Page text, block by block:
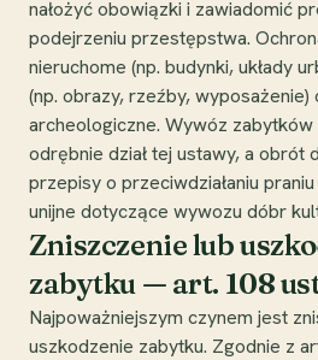
nałożyć obowiązki i zawiadomić
podejrzeniu przestępstwa.
nieruchome (np. budynki, układy
(np. obrazy, rzeźby, wyposażenie)
archeologiczne. Wywóz
odrębnie dział tej ustawy, a obrót
przepisy o przeciwdziałaniu
unijne dotyczące wywozu dóbr
Zniszczenie lub
zabytku — art. 108
Najpoważniejszym czynem jest
uszkodzenie zabytku. Zgodnie z